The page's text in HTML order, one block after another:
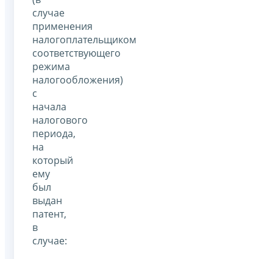
случае
применения
налогоплательщиком
соответствующего
режима
налогообложения)
с
начала
налогового
периода,
на
который
ему
был
выдан
патент,
в
случае: